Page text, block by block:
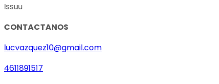
Issuu
CONTACTANOS
lucvazquez10@gmail.com
4611891517